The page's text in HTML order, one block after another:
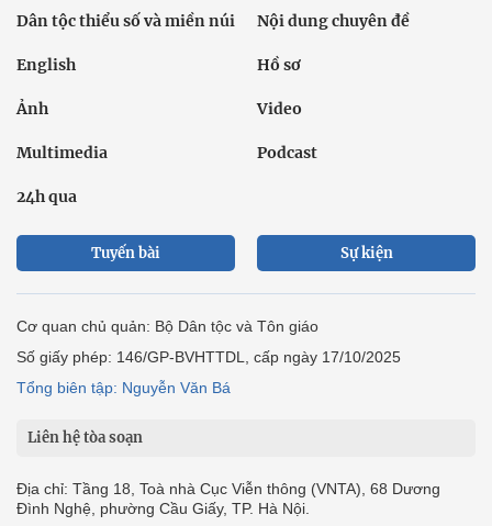
Dân tộc thiểu số và miền núi Nội dung chuyên đề
English Hồ sơ
Ảnh Video
Multimedia Podcast
24h qua
Tuyến bài Sự kiện
Cơ quan chủ quản: Bộ Dân tộc và Tôn giáo
Số giấy phép: 146/GP-BVHTTDL, cấp ngày 17/10/2025
Tổng biên tập: Nguyễn Văn Bá
Liên hệ tòa soạn
Địa chỉ: Tầng 18, Toà nhà Cục Viễn thông (VNTA), 68 Dương
Đình Nghệ, phường Cầu Giấy, TP. Hà Nội.